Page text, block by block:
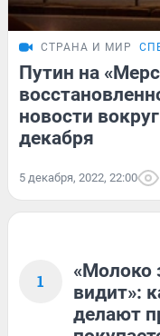
СТРАНА И МИР
Путин на
новости
декабря
5 декабря, 2022, 22:00
1
«Молоко
видит»:
делают